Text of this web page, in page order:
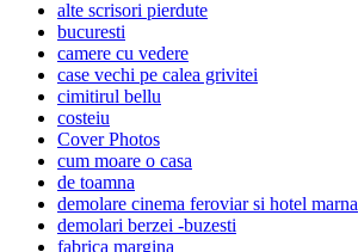
alte scrisori pierdute
bucuresti
camere cu vedere
case vechi pe calea grivitei
cimitirul bellu
costeiu
Cover Photos
cum moare o casa
de toamna
demolare cinema feroviar si hotel marna
demolari berzei -buzesti
fabrica margina